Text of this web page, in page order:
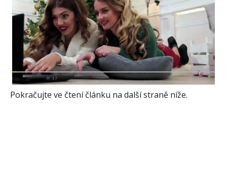
Pokračujte ve čtení článku na další straně níže.